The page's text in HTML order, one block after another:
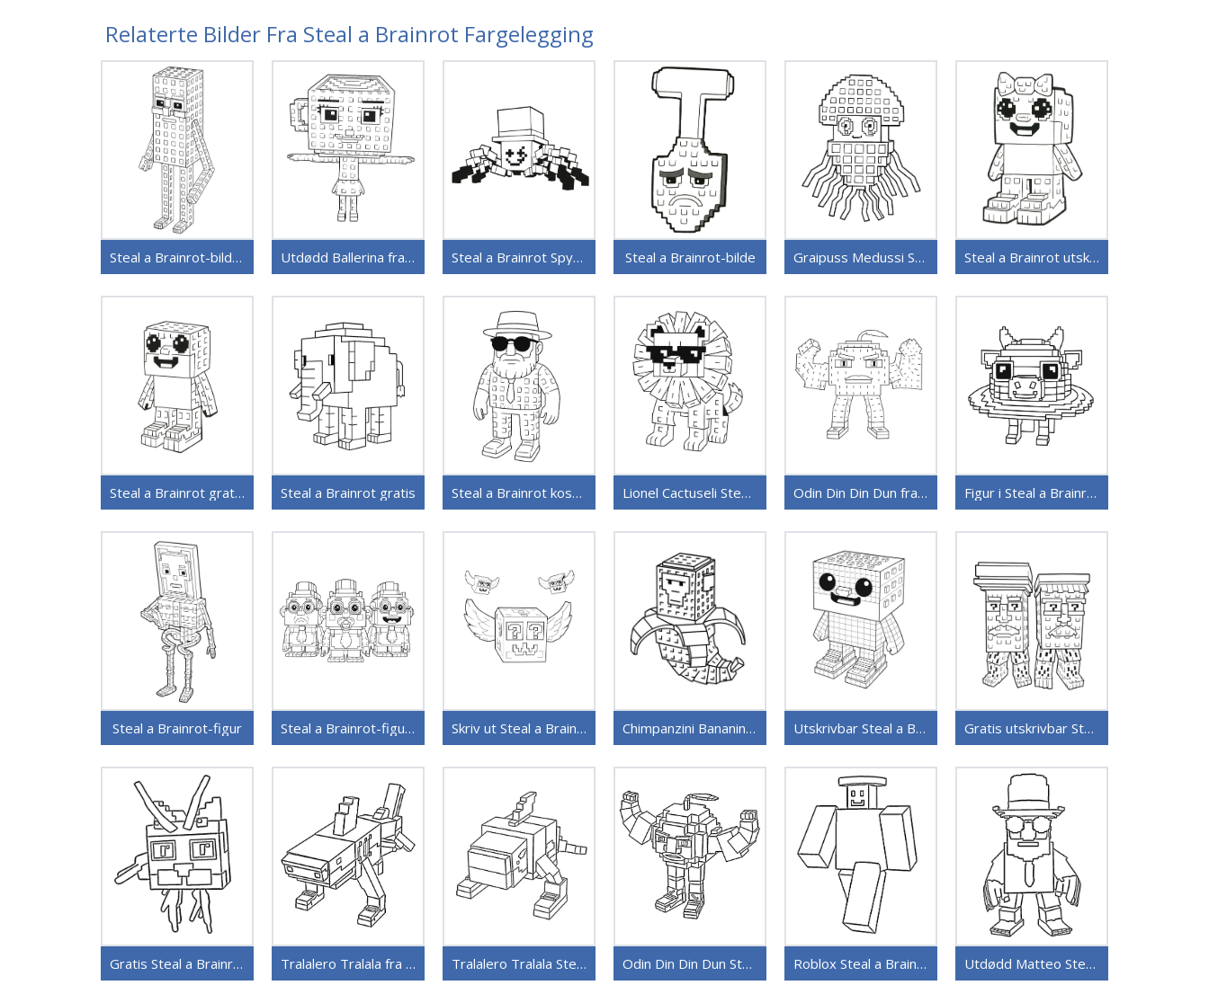
Relaterte Bilder Fra Steal a Brainrot Fargelegging
Steal a Brainrot-bilder Utdødd Ballerina fra Steal a Brainrot Steal a Brainrot SpyderSammy Steal a Brainrot-bilde Graipuss Medussi Steal a Brainrot Steal a Brainrot utskrivbar
Steal a Brainrot gratis utskrivbar Steal a Brainrot gratis Steal a Brainrot kostnadsfritt Lionel Cactuseli Steal a Brainrot Odin Din Din Dun fra Steal a Brainrot Figur i Steal a Brainrot
Steal a Brainrot-figur Steal a Brainrot-figurer Skriv ut Steal a Brainrot Chimpanzini Bananini Steal a Brainrot Utskrivbar Steal a Brainrot Gratis utskrivbar Steal a Brainrot
Gratis Steal a Brainrot Tralalero Tralala fra Steal a Brainrot Tralalero Tralala Steal a Brainrot Odin Din Din Dun Steal a Brainrot Roblox Steal a Brainrot-versjon Utdødd Matteo Steal a Brainrot